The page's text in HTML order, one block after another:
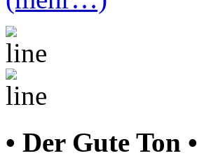
• Der Gute Ton •